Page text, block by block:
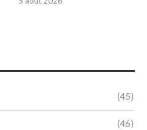
(45)
(46)